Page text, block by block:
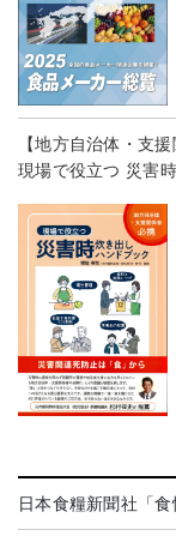
【地方自治体・支援
現場で役立つ 災害
日本食糧新聞社「食